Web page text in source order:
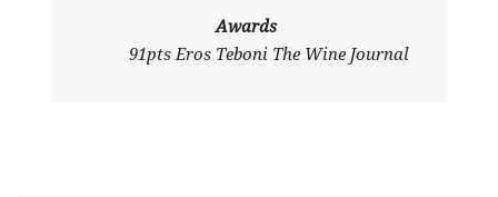
Awards
91pts Eros Teboni The Wine Journal